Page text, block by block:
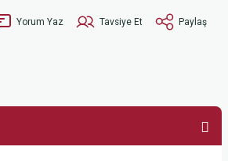
Yorum Yaz Tavsiye Et Paylaş